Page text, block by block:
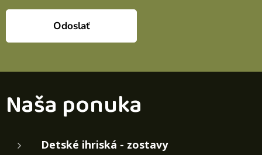
Odoslať
Naša ponuka
Detské ihriská - zostavy